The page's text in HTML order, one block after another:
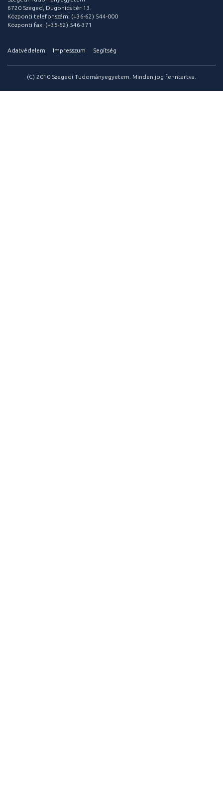
6720 Szeged, Dugonics tér 13.
Központi telefonszám: (+36-62) 544-000
Központi fax: (+36-62) 546-371
Adatvédelem Impresszum Segítség
(C) 2010 Szegedi Tudományegyetem. Minden jog fenntartva.